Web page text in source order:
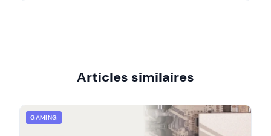
Articles similaires
GAMING